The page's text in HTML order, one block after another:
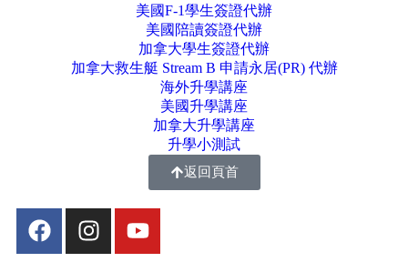
美國F-1學生簽證代辦
美國陪讀簽證代辦
加拿大學生簽證代辦
加拿大救生艇 Stream B 申請永居(PR) 代辦
海外升學講座
美國升學講座
加拿大升學講座
升學小測試
返回頁首